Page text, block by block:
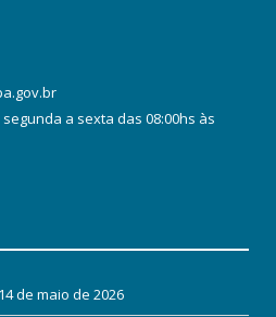
a sexta das 08:00hs às
14 de maio de 2026